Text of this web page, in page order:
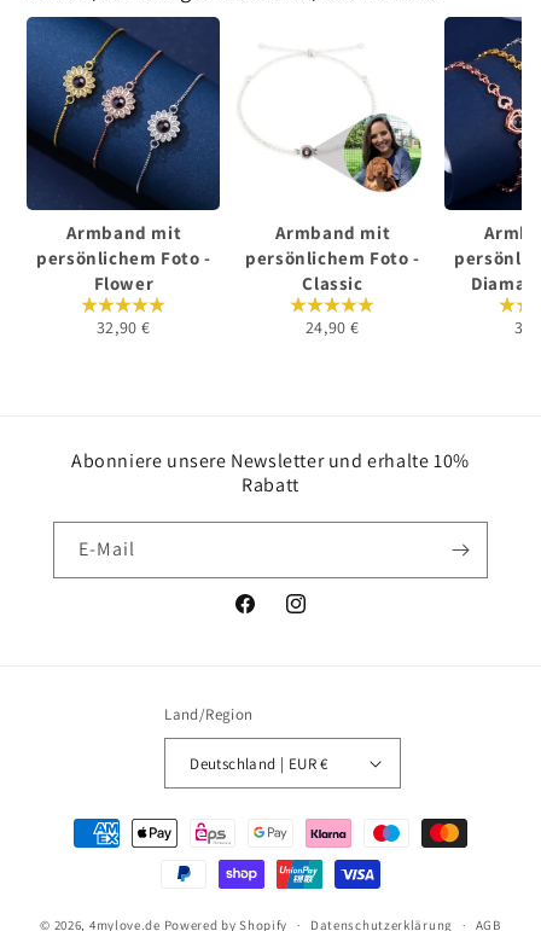
Armband mit
persönlichem Foto -
Flower
32,90 €
Armband mit
persönlichem Foto -
Classic
24,90 €
Abonniere unsere Newsletter und erhalte 10%
Rabatt
E-Mail
FacebookInstagram
Land/Region
Deutschland | EUR €
Zahlungsmethoden
© 2026, 4mylove.de Powered by Shopify Datenschutzerklärung AGB